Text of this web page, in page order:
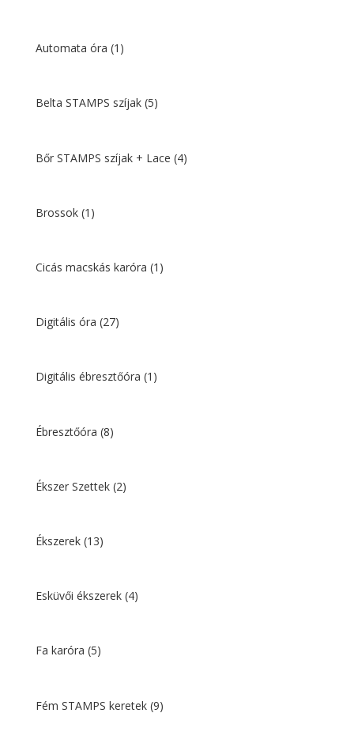
Automata óra (1)
Belta STAMPS szíjak (5)
Bőr STAMPS szíjak + Lace (4)
Brossok (1)
Cicás macskás karóra (1)
Digitális óra (27)
Digitális ébresztőóra (1)
Ébresztőóra (8)
Ékszer Szettek (2)
Ékszerek (13)
Esküvői ékszerek (4)
Fa karóra (5)
Fém STAMPS keretek (9)